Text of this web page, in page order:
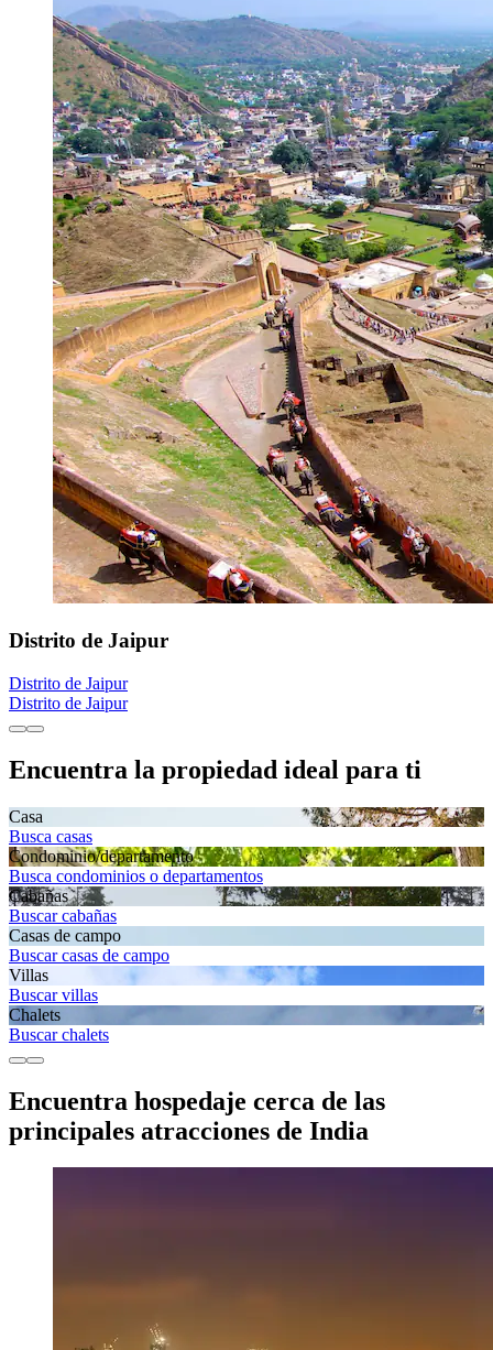
Distrito de Jaipur
Distrito de Jaipur
Distrito de Jaipur
Encuentra la propiedad ideal para ti
Casa
Busca casas
Condominio/departamento
Busca condominios o departamentos
Cabañas
Buscar cabañas
Casas de campo
Buscar casas de campo
Villas
Buscar villas
Chalets
Buscar chalets
Encuentra hospedaje cerca de las
principales atracciones de India